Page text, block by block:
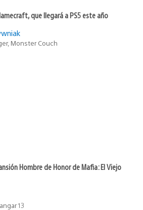
que llegará a PS5 este año
Monster Couch
Hombre de Honor de Mafia: El Viejo
13